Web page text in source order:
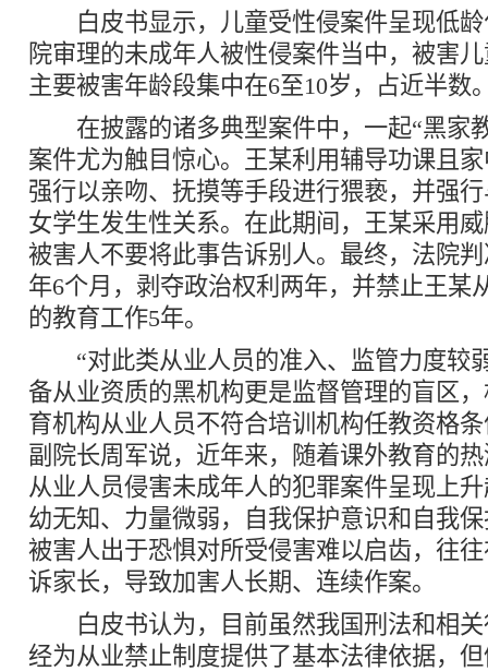
白皮书显示，儿童受性侵案件呈现低龄
院审理的未成年人被性侵案件当中，被害
主要被害年龄段集中在6至10岁，占近半数
在披露的诸多典型案件中，一起“黑家
案件尤为触目惊心。王某利用辅导功课且
强行以亲吻、抚摸等手段进行猥亵，并强
女学生发生性关系。在此期间，王某采用
被害人不要将此事告诉别人。最终，法院
年6个月，剥夺政治权利两年，并禁止王某
的教育工作5年。
“对此类从业人员的准入、监管力度较
备从业资质的黑机构更是监督管理的盲区
育机构从业人员不符合培训机构任教资格
副院长周军说，近年来，随着课外教育的
从业人员侵害未成年人的犯罪案件呈现上
幼无知、力量微弱，自我保护意识和自我
被害人出于恐惧对所受侵害难以启齿，往
诉家长，导致加害人长期、连续作案。
白皮书认为，目前虽然我国刑法和相关
经为从业禁止制度提供了基本法律依据，